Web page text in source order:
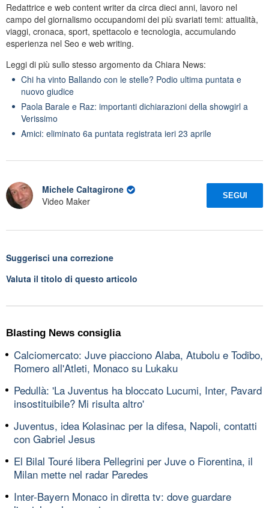
Redattrice e web content writer da circa dieci anni, lavoro nel
campo del giornalismo occupandomi dei più svariati temi: attualità,
viaggi, cronaca, sport, spettacolo e tecnologia, accumulando
esperienza nel Seo e web writing.
Leggi di più sullo stesso argomento da Chiara News:
Chi ha vinto Ballando con le stelle? Podio ultima puntata e
nuovo giudice
Paola Barale e Raz: importanti dichiarazioni della showgirl a
Verissimo
Amici: eliminato 6a puntata registrata ieri 23 aprile
Michele Caltagirone
Video Maker
SEGUI
Suggerisci una correzione
Valuta il titolo di questo articolo
Blasting News consiglia
Calciomercato: Juve piacciono Alaba, Atubolu e Todibo,
Romero all'Atleti, Monaco su Lukaku
Pedullà: 'La Juventus ha bloccato Lucumi, Inter, Pavard
insostituibile? Mi risulta altro'
Juventus, idea Kolasinac per la difesa, Napoli, contatti
con Gabriel Jesus
El Bilal Touré libera Pellegrini per Juve o Fiorentina, il
Milan mette nel radar Paredes
Inter-Bayern Monaco in diretta tv: dove guardare